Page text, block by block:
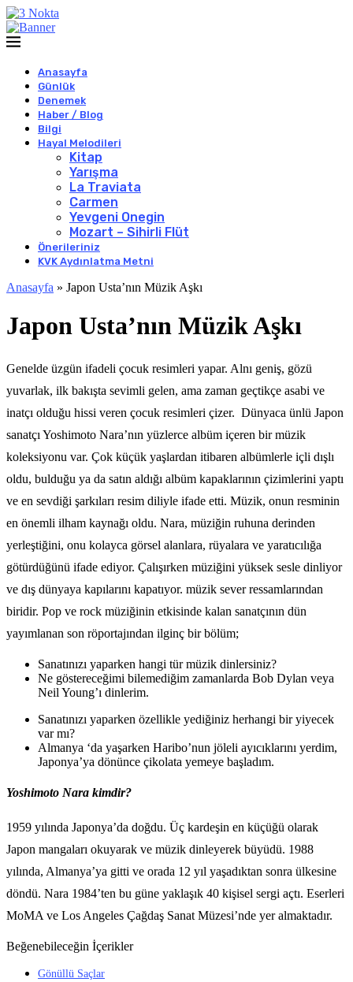
Anasayfa
Günlük
Denemek
Haber / Blog
Bilgi
Hayal Melodileri
Kitap
Yarışma
La Traviata
Carmen
Yevgeni Onegin
Mozart – Sihirli Flüt
Önerileriniz
KVK Aydınlatma Metni
Anasayfa » Japon Usta’nın Müzik Aşkı
Japon Usta’nın Müzik Aşkı
Genelde üzgün ifadeli çocuk resimleri yapar. Alnı geniş, gözü
yuvarlak, ilk bakışta sevimli gelen, ama zaman geçtikçe asabi ve
inatçı olduğu hissi veren çocuk resimleri çizer. Dünyaca ünlü Japon
sanatçı Yoshimoto Nara’nın yüzlerce albüm içeren bir müzik
koleksiyonu var. Çok küçük yaşlardan itibaren albümlerle içli dışlı
oldu, bulduğu ya da satın aldığı albüm kapaklarının çizimlerini yaptı
ve en sevdiği şarkıları resim diliyle ifade etti. Müzik, onun resminin
en önemli ilham kaynağı oldu. Nara, müziğin ruhuna derinden
yerleştiğini, onu kolayca görsel alanlara, rüyalara ve yaratıcılığa
götürdüğünü ifade ediyor. Çalışırken müziğini yüksek sesle dinliyor
ve dış dünyaya kapılarını kapatıyor. müzik sever ressamlarından
biridir. Pop ve rock müziğinin etkisinde kalan sanatçının dün
yayımlanan son röportajından ilginç bir bölüm;
Sanatınızı yaparken hangi tür müzik dinlersiniz?
Ne göstereceğimi bilemediğim zamanlarda Bob Dylan veya
Neil Young’ı dinlerim.
Sanatınızı yaparken özellikle yediğiniz herhangi bir yiyecek
var mı?
Almanya ‘da yaşarken Haribo’nun jöleli ayıcıklarını yerdim,
Japonya’ya dönünce çikolata yemeye başladım.
Yoshimoto Nara kimdir?
1959 yılında Japonya’da doğdu. Üç kardeşin en küçüğü olarak
Japon mangaları okuyarak ve müzik dinleyerek büyüdü. 1988
yılında, Almanya’ya gitti ve orada 12 yıl yaşadıktan sonra ülkesine
döndü. Nara 1984’ten bu güne yaklaşık 40 kişisel sergi açtı. Eserleri
MoMA ve Los Angeles Çağdaş Sanat Müzesi’nde yer almaktadır.
Beğenebileceğin İçerikler
Gönüllü Saçlar